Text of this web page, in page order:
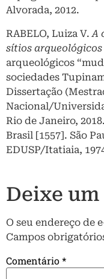
Alvorada, 2012.
RABELO, Luiza V. A
sítios
arqueológicos
sociedades
Dissertação
Nacional/
Rio de Janeiro,
Brasil [1557]. São
EDUSP/Itatiaia,
Deixe
O seu endereço de
Campos
Comentário*